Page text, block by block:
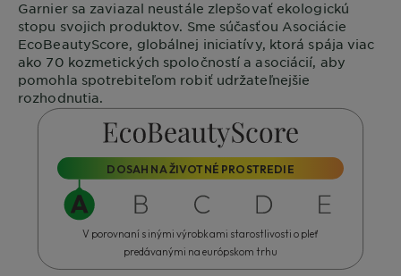
Garniersa zaviazal neustále zlepšovať ekologickú
stopu svojich produktov. Sme súčasťou Asociácie
EcoBeautyScore , globálnej iniciatívy, ktorá spája viac
ako 70 kozmetických spoločností a asociácií, aby
pomohla spotrebiteľom robiť udržateľnejšie
rozhodnutia.
DOSAH NA ŽIVOTNÉ PROSTREDIE
V porovnaní s inými výrobkami starostlivosti o pleť
predávanými na európskom trhu